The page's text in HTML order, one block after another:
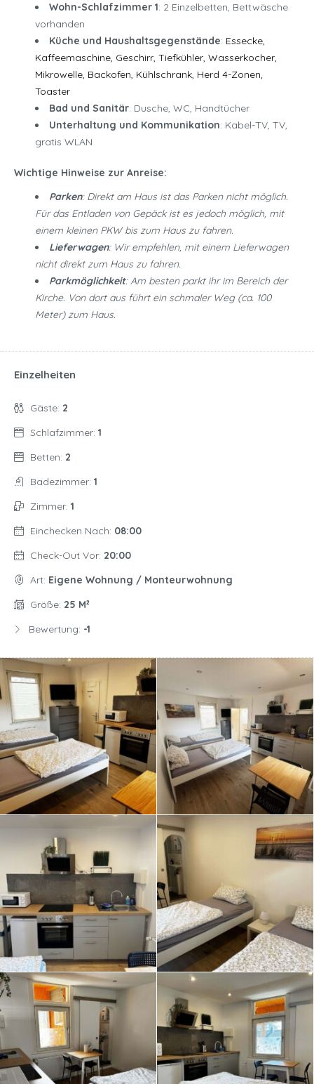
Wohn-Schlafzimmer 1: 2 Einzelbetten, Bettwäsche
vorhanden
Küche und Haushaltsgegenstände: Essecke,
Kaffeemaschine, Geschirr, Tiefkühler, Wasserkocher,
Mikrowelle, Backofen, Kühlschrank, Herd 4-Zonen,
Toaster
Bad und Sanitär: Dusche, WC, Handtücher
Unterhaltung und Kommunikation: Kabel-TV, TV,
gratis WLAN
Wichtige Hinweise zur Anreise:
Parken: Direkt am Haus ist das Parken nicht möglich.
Für das Entladen von Gepäck ist es jedoch möglich, mit
einem kleinen PKW bis zum Haus zu fahren.
Lieferwagen: Wir empfehlen, mit einem Lieferwagen
nicht direkt zum Haus zu fahren.
Parkmöglichkeit: Am besten parkt ihr im Bereich der
Kirche. Von dort aus führt ein schmaler Weg (ca. 100
Meter) zum Haus.
Einzelheiten
Gäste: 2
Schlafzimmer: 1
Betten: 2
Badezimmer: 1
Zimmer: 1
Einchecken Nach: 08:00
Check-Out Vor: 20:00
Art: Eigene Wohnung / Monteurwohnung
Größe: 25 M²
Bewertung: -1